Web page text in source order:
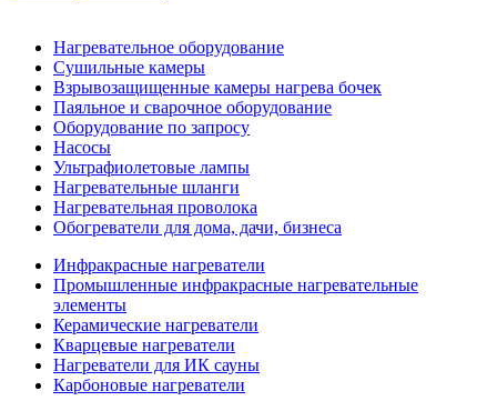
Нагревательное оборудование
Сушильные камеры
Взрывозащищенные камеры нагрева бочек
Паяльное и сварочное оборудование
Оборудование по запросу
Насосы
Ультрафиолетовые лампы
Нагревательные шланги
Нагревательная проволока
Обогреватели для дома, дачи, бизнеса
Инфракрасные нагреватели
Промышленные инфракрасные нагревательные
элементы
Керамические нагреватели
Кварцевые нагреватели
Нагреватели для ИК сауны
Карбоновые нагреватели